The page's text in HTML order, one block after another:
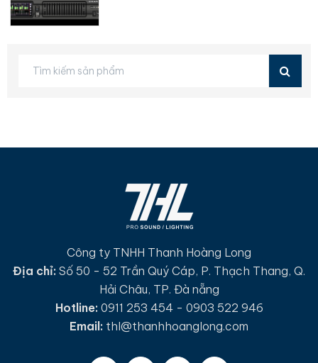
Công ty TNHH Thanh Hoàng Long
Địa chỉ: Số 50 - 52 Trần Quý Cáp, P. Thạch Thang, Q.
Hải Châu, TP. Đà nẵng
Hotline: 0911 253 454 - 0903 522 946
Email: thl@thanhhoanglong.com